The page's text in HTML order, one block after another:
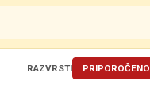
RAZVRSTI PRIPOROČENO